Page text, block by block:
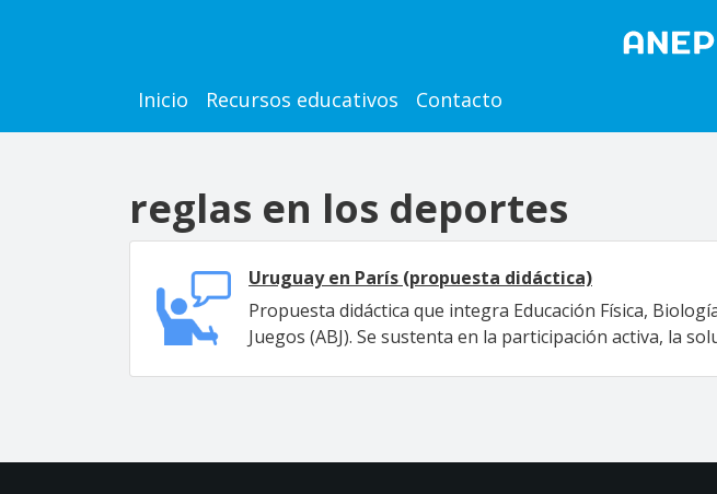
Main navigation
Inicio Recursos educativos Contacto
reglas en los deportes
Uruguay en París (propuesta didáctica)
Propuesta didáctica que integra Educación Física,
Juegos (ABJ). Se sustenta en la participación activa, la